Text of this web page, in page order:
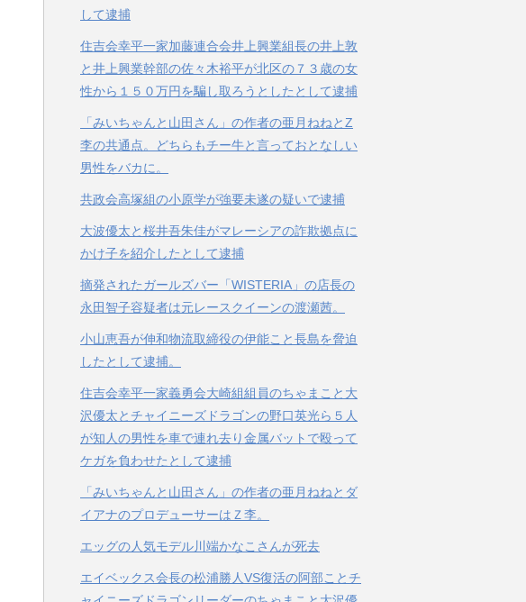
して逮捕
住吉会幸平一家加藤連合会井上興業組長の井上敦
と井上興業幹部の佐々木裕平が北区の７３歳の女
性から１５０万円を騙し取ろうとしたとして逮捕
「みいちゃんと山田さん」の作者の亜月ねねとZ
李の共通点。どちらもチー牛と言っておとなしい
男性をバカに。
共政会高塚組の小原学が強要未遂の疑いで逮捕
大波優太と桜井吾朱佳がマレーシアの詐欺拠点に
かけ子を紹介したとして逮捕
摘発されたガールズバー「WISTERIA」の店長の
永田智子容疑者は元レースクイーンの渡瀬茜。
小山恵吾が伸和物流取締役の伊能こと長島を脅迫
したとして逮捕。
住吉会幸平一家義勇会大崎組組員のちゃまこと大
沢優太とチャイニーズドラゴンの野口英光ら５人
が知人の男性を車で連れ去り金属バットで殴って
ケガを負わせたとして逮捕
「みいちゃんと山田さん」の作者の亜月ねねとダ
イアナのプロデューサーはＺ李。
エッグの人気モデル川端かなこさんが死去
エイベックス会長の松浦勝人VS復活の阿部ことチ